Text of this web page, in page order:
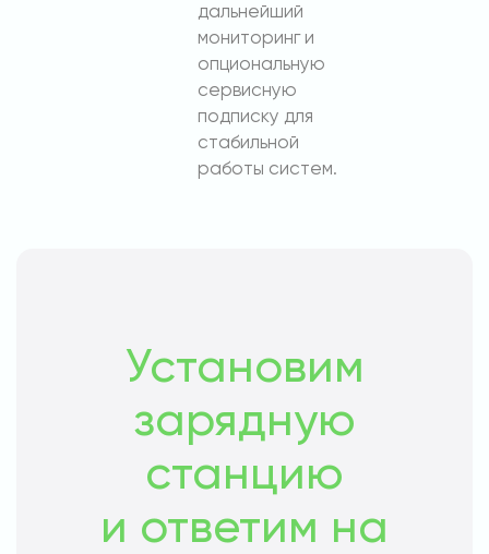
дальнейший
мониторинг и
опциональную
сервисную
подписку для
стабильной
работы систем.
Установим
зарядную
станцию
и ответим на